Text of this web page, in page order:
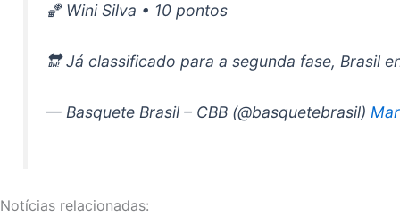
🏀 Wini Silva • 10 pontos
🔛 Já classificado para a segunda fase, Brasil
— Basquete Brasil – CBB (@basquetebrasil)
Notícias relacionadas: